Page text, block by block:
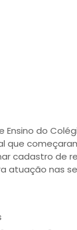
Ensino do
que
cadastro de
atuação nas